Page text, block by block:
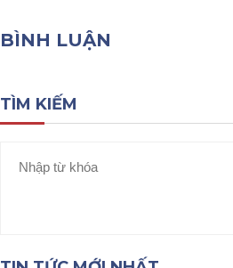
BÌNH LUẬN
TÌM KIẾM